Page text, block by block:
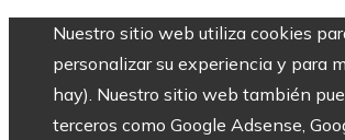
Nuestro sitio web utiliza cookies
personalizar su experiencia y para
hay). Nuestro sitio web también
terceros como Google Adsense,